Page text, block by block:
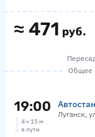
≈ 471 руб.
Общее
19:00 Луганск,
4 ч 15 м
в пути